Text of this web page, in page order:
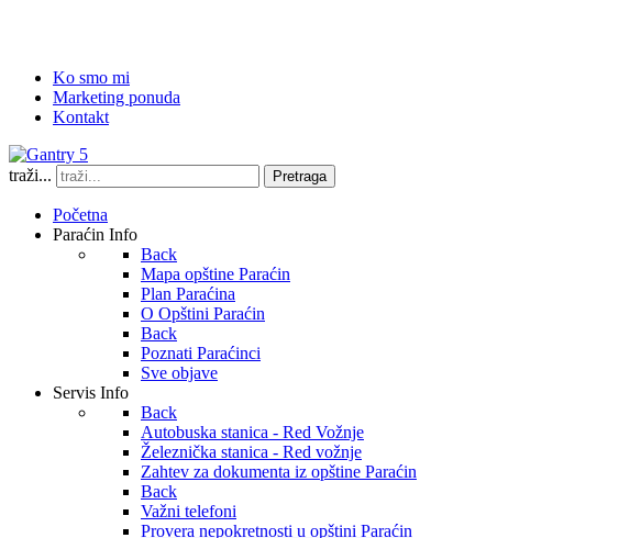
Ko smo mi
Marketing ponuda
Kontakt
traži... Pretraga
Početna
Paraćin Info
Back
Mapa opštine Paraćin
Plan Paraćina
O Opštini Paraćin
Back
Poznati Paraćinci
Sve objave
Servis Info
Back
Autobuska stanica - Red Vožnje
Železnička stanica - Red vožnje
Zahtev za dokumenta iz opštine Paraćin
Back
Važni telefoni
Provera nepokretnosti u opštini Paraćin